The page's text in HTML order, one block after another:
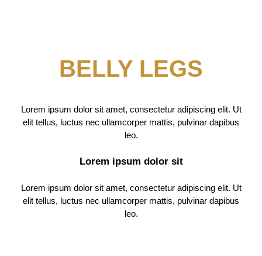
BELLY LEGS
Lorem ipsum dolor sit amet, consectetur adipiscing elit. Ut
elit tellus, luctus nec ullamcorper mattis, pulvinar dapibus
leo.
Lorem ipsum dolor sit
Lorem ipsum dolor sit amet, consectetur adipiscing elit. Ut
elit tellus, luctus nec ullamcorper mattis, pulvinar dapibus
leo.